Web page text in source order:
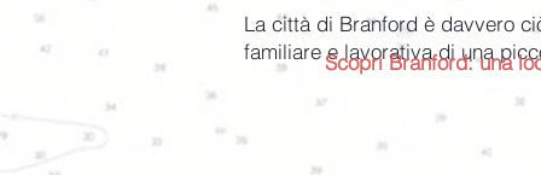
La città di Branford è davvero
familiare e lavorativa di una
Scopri Branford: una